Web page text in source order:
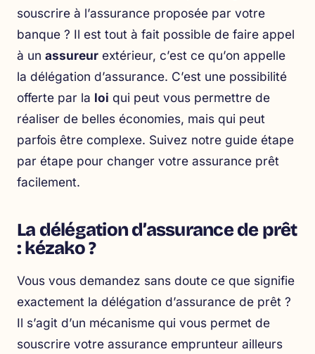
souscrire à l’assurance proposée par votre
banque ? Il est tout à fait possible de faire appel
à un assureur extérieur, c’est ce qu’on appelle
la délégation d’assurance. C’est une possibilité
offerte par la loi qui peut vous permettre de
réaliser de belles économies, mais qui peut
parfois être complexe. Suivez notre guide étape
par étape pour changer votre assurance prêt
facilement.
La délégation d’assurance de prêt
: kézako ?
Vous vous demandez sans doute ce que signifie
exactement la délégation d’assurance de prêt ?
Il s’agit d’un mécanisme qui vous permet de
souscrire votre assurance emprunteur ailleurs